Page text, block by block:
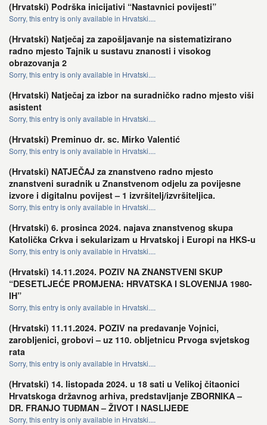
(Hrvatski) Podrška inicijativi “Nastavnici povijesti”
Sorry, this entry is only available in Hrvatski....
(Hrvatski) Natječaj za zapošljavanje na sistematizirano
radno mjesto Tajnik u sustavu znanosti i visokog
obrazovanja 2
Sorry, this entry is only available in Hrvatski....
(Hrvatski) Natječaj za izbor na suradničko radno mjesto viši
asistent
Sorry, this entry is only available in Hrvatski....
(Hrvatski) Preminuo dr. sc. Mirko Valentić
Sorry, this entry is only available in Hrvatski....
(Hrvatski) NATJEČAJ za znanstveno radno mjesto
znanstveni suradnik u Znanstvenom odjelu za povijesne
izvore i digitalnu povijest – 1 izvršitelj/izvršiteljica.
Sorry, this entry is only available in Hrvatski....
(Hrvatski) 6. prosinca 2024. najava znanstvenog skupa
Katolička Crkva i sekularizam u Hrvatskoj i Europi na HKS-u
Sorry, this entry is only available in Hrvatski....
(Hrvatski) 14.11.2024. POZIV NA ZNANSTVENI SKUP
“DESETLJEĆE PROMJENA: HRVATSKA I SLOVENIJA 1980-
IH”
Sorry, this entry is only available in Hrvatski....
(Hrvatski) 11.11.2024. POZIV na predavanje Vojnici,
zarobljenici, grobovi – uz 110. obljetnicu Prvoga svjetskog
rata
Sorry, this entry is only available in Hrvatski....
(Hrvatski) 14. listopada 2024. u 18 sati u Velikoj čitaonici
Hrvatskoga državnog arhiva, predstavljanje ZBORNIKA –
DR. FRANJO TUĐMAN – ŽIVOT I NASLIJEĐE
Sorry, this entry is only available in Hrvatski....